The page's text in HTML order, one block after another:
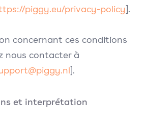
piggy.eu/privacy-policy].
concernant ces conditions
nous contacter à
].
et interprétation